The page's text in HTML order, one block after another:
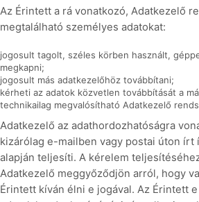
Az Érintett a rá vonatkozó, Adatkezelő
megtalálható személyes adatokat:
jogosult tagolt, széles körben használt,
megkapni;
jogosult más adatkezelőhöz továbbítani;
kérheti az adatok közvetlen továbbítását a
technikailag megvalósítható Adatkezelő
Adatkezelő az adathordozhatóságra
kizárólag e-mailben vagy postai úton írt
alapján teljesíti. A kérelem
Adatkezelő meggyőződjön arról, hogy
Érintett kíván élni e jogával. Az Érintett